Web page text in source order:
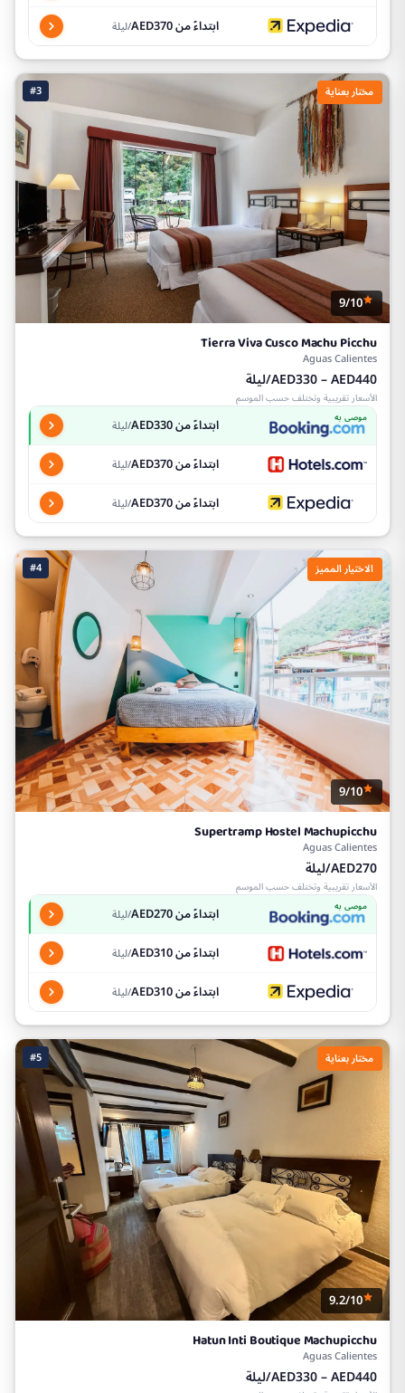
ابتداءً من AED370 /ليلة
#3 مختار بعناية
9/10
Tierra Viva Cusco Machu Picchu
Aguas Calientes
AED330 – AED440/ليلة
الأسعار تقريبية وتختلف حسب الموسم
موصى به ابتداءً من AED330 /ليلة
ابتداءً من AED370 /ليلة
ابتداءً من AED370 /ليلة
#4 الاختيار المميز
9/10
Supertramp Hostel Machupicchu
Aguas Calientes
AED270/ليلة
الأسعار تقريبية وتختلف حسب الموسم
موصى به ابتداءً من AED270 /ليلة
ابتداءً من AED310 /ليلة
ابتداءً من AED310 /ليلة
#5 مختار بعناية
9.2/10
Hatun Inti Boutique Machupicchu
Aguas Calientes
AED330 – AED440/ليلة